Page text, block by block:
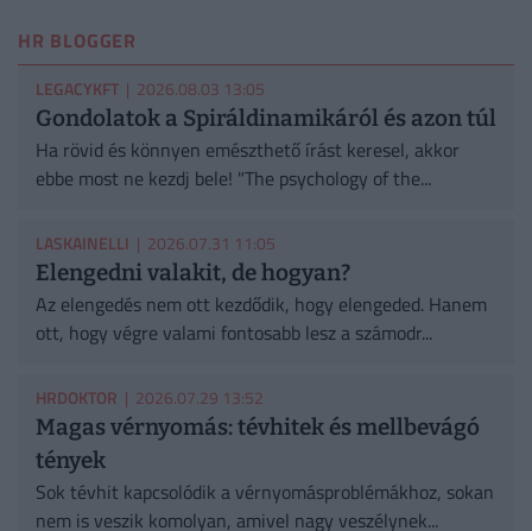
HR BLOGGER
LEGACYKFT | 2026.08.03 13:05
Gondolatok a Spiráldinamikáról és azon túl
Ha rövid és könnyen emészthető írást keresel, akkor
ebbe most ne kezdj bele! "The psychology of the...
LASKAINELLI | 2026.07.31 11:05
Elengedni valakit, de hogyan?
Az elengedés nem ott kezdődik, hogy elengeded. Hanem
ott, hogy végre valami fontosabb lesz a számodr...
HRDOKTOR | 2026.07.29 13:52
Magas vérnyomás: tévhitek és mellbevágó
tények
Sok tévhit kapcsolódik a vérnyomásproblémákhoz, sokan
nem is veszik komolyan, amivel nagy veszélynek...